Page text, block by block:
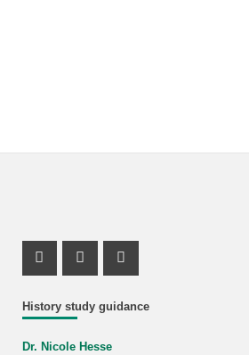
History study guidance
Dr. Nicole Hesse
Instagram Profile
Mastodon Profile
Youtube Profile